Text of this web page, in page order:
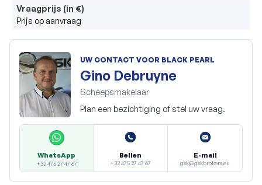
Vraagprijs (in €)
Prijs op aanvraag
UW CONTACT VOOR BLACK PEARL
Gino Debruyne
Scheepsmakelaar
Plan een bezichtiging of stel uw vraag.
WhatsApp
+32 475 27 47 67
Bellen
+32 475 27 47 67
E-mail
gsk@gskbrokers.eu